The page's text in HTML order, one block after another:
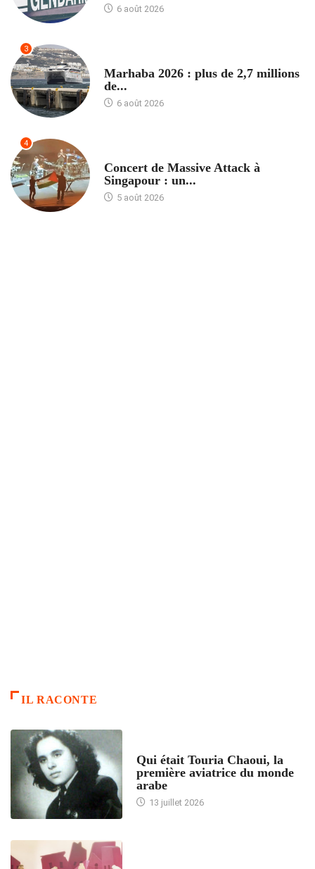
6 août 2026
3
Marhaba 2026 : plus de 2,7 millions
de...
6 août 2026
4
Concert de Massive Attack à
Singapour : un...
5 août 2026
IL RACONTE
Qui était Touria Chaoui, la
première aviatrice du monde
arabe
13 juillet 2026